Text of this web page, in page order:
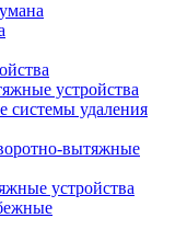
устройства
системы удаления
вытяжные
устройства